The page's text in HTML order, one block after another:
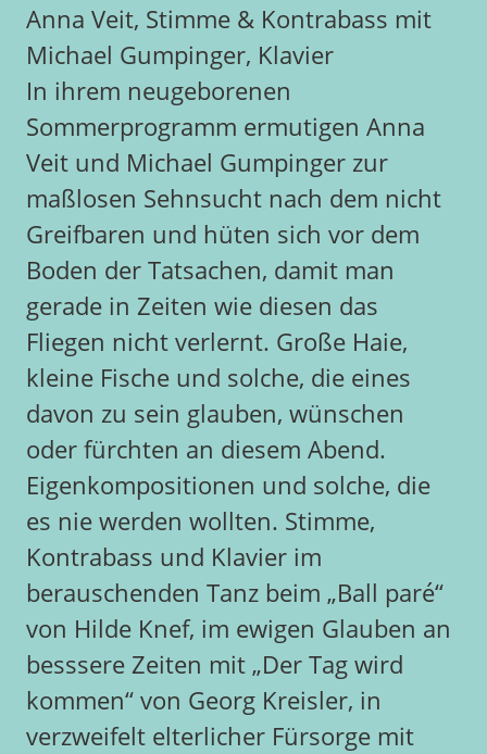
Anna Veit, Stimme & Kontrabass mit
Michael Gumpinger, Klavier
In ihrem neugeborenen
Sommerprogramm ermutigen Anna
Veit und Michael Gumpinger zur
maßlosen Sehnsucht nach dem nicht
Greifbaren und hüten sich vor dem
Boden der Tatsachen, damit man
gerade in Zeiten wie diesen das
Fliegen nicht verlernt. Große Haie,
kleine Fische und solche, die eines
davon zu sein glauben, wünschen
oder fürchten an diesem Abend.
Eigenkompositionen und solche, die
es nie werden wollten. Stimme,
Kontrabass und Klavier im
berauschenden Tanz beim „Ball paré“
von Hilde Knef, im ewigen Glauben an
besssere Zeiten mit „Der Tag wird
kommen“ von Georg Kreisler, in
verzweifelt elterlicher Fürsorge mit